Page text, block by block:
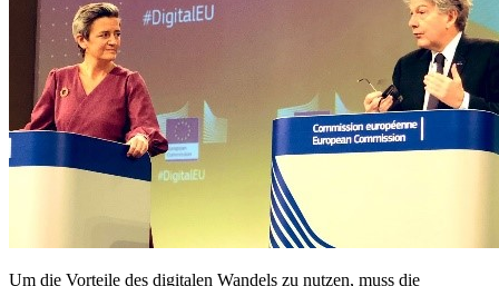
Um die Vorteile des digitalen Wandels zu nutzen, muss die